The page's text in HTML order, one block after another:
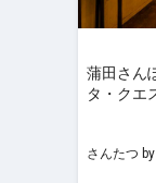
蒲田さん
タ・クエ
さんたつ